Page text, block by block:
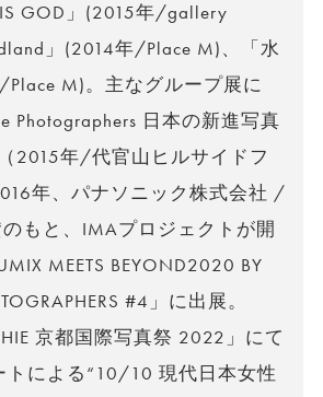
IS GOD」(2015年/gallery
」(2014年/Place M)、「水
M)。主なグループ展に
Photographers 日本の新進写真
2015年/代官山ヒルサイドフ
年、パナソニック株式会社 /
もと、IMAプロジェクトが開
MEETS BEYOND2020 BY
#4」に出展。
京都国際写真祭 2022」にて
トによる“10/10 現代日本女性